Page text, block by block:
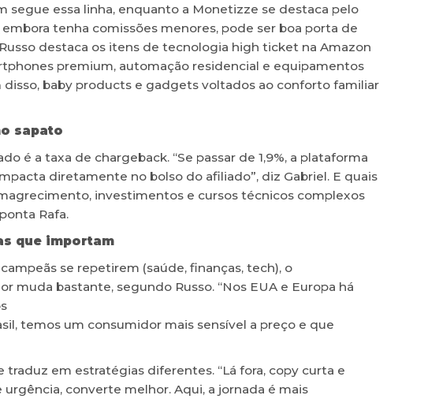
segue essa linha, enquanto a Monetizze se destaca pelo
tenha comissões menores, pode ser boa porta de
destaca os itens de tecnologia high ticket na Amazon
premium, automação residencial e equipamentos
disso, baby products e gadgets voltados ao conforto familiar
sapato
é a taxa de chargeback. “Se passar de 1,9%, a plataforma
diretamente no bolso do afiliado”, diz Gabriel. E quais
investimentos e cursos técnicos complexos
Rafa.
que importam
se repetirem (saúde, finanças, tech), o
muda bastante, segundo Russo. “Nos EUA e Europa há
temos um consumidor mais sensível a preço e que
traduz em estratégias diferentes. “Lá fora, copy curta e
urgência, converte melhor. Aqui, a jornada é mais